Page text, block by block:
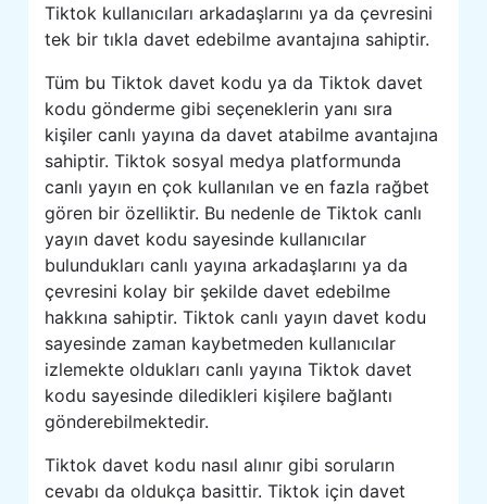
Tiktok kullanıcıları arkadaşlarını ya da çevresini
tek bir tıkla davet edebilme avantajına sahiptir.
Tüm bu Tiktok davet kodu ya da Tiktok davet
kodu gönderme gibi seçeneklerin yanı sıra
kişiler canlı yayına da davet atabilme avantajına
sahiptir. Tiktok sosyal medya platformunda
canlı yayın en çok kullanılan ve en fazla rağbet
gören bir özelliktir. Bu nedenle de Tiktok canlı
yayın davet kodu sayesinde kullanıcılar
bulundukları canlı yayına arkadaşlarını ya da
çevresini kolay bir şekilde davet edebilme
hakkına sahiptir. Tiktok canlı yayın davet kodu
sayesinde zaman kaybetmeden kullanıcılar
izlemekte oldukları canlı yayına Tiktok davet
kodu sayesinde diledikleri kişilere bağlantı
gönderebilmektedir.
Tiktok davet kodu nasıl alınır gibi soruların
cevabı da oldukça basittir. Tiktok için davet